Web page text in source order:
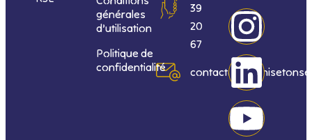
générales
d’utilisation
Politique de
confidentialité
39
20
67
a
c
e
b
n
s
t
a
i
n
k
e
o
u
t
u